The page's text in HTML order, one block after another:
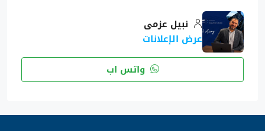
نبيل عزمى
عرض الإعلانات
واتس اب